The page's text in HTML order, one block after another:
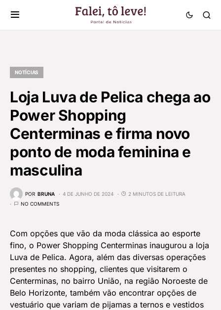
NOTÍCIAS
Loja Luva de Pelica chega ao
Power Shopping
Centerminas e firma novo
ponto de moda feminina e
masculina
POR BRUNA 4 DE JUNHO DE 2024
2 MINUTOS DE LEITURA
NO COMMENTS
Com opções que vão da moda clássica ao esporte
fino, o Power Shopping Centerminas inaugurou a loja
Luva de Pelica. Agora, além das diversas operações
presentes no shopping, clientes que visitarem o
Centerminas, no bairro União, na região Noroeste de
Belo Horizonte, também vão encontrar opções de
vestuário que variam de pijamas a ternos e vestidos